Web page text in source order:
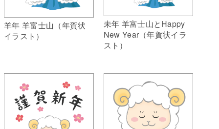
羊年 羊富士山（年賀状
イラスト）
未年 羊富士山とHappy
New Year（年賀状イラ
スト）